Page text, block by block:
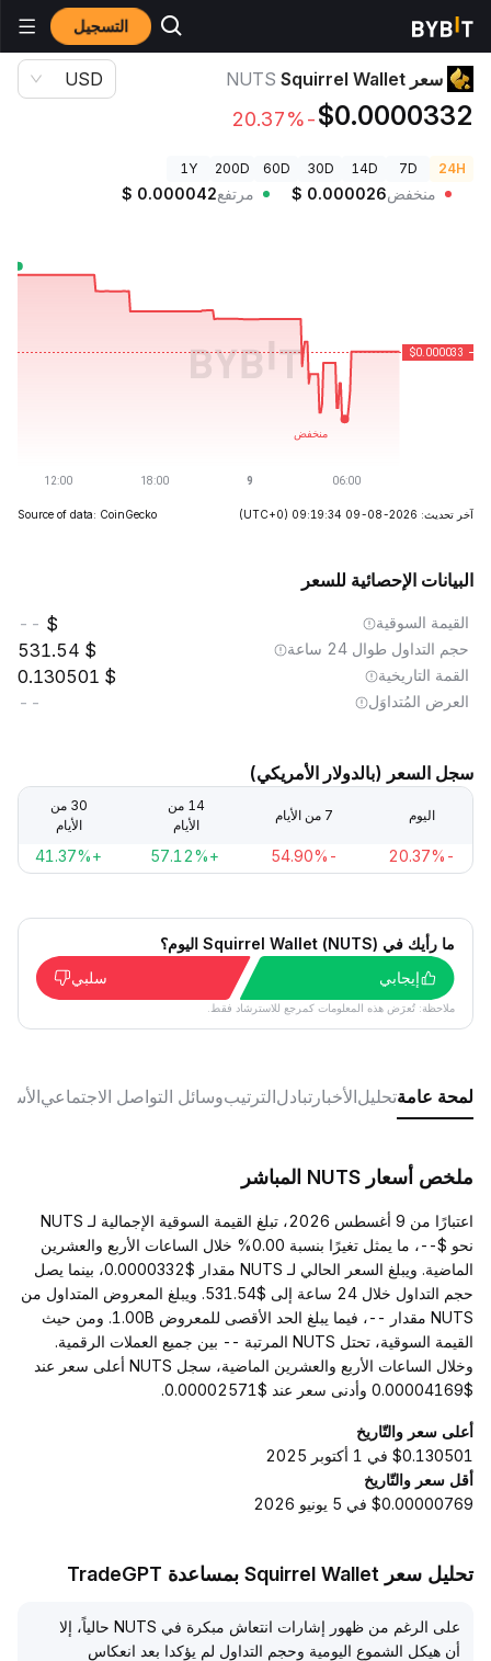
التسجيل أسعار العملات الرقمية
سعر Squirrel Wallet NUTS
$0.0000332
-20.37%
USD
24H
7D
14D
30D
60D
200D
1Y
منخفض $ 0.000026 مرتفع $ 0.000042
آخر تحديث: 2026-08-09 09:19:34 (UTC+0)
Source of data: CoinGecko
البيانات الإحصائية للسعر
القيمة السوقية --
حجم التداول طوال 24 ساعة 531.54
القمة التاريخية 0.130501
العرض المُتداوَل --
سجل السعر (بالدولار الأمريكي)
اليوم 7 من الأيام
14 من
الأيام
30 من
الأيام
-20.37%
-54.90%
+57.12%
+41.37%
ما رأيك في Squirrel Wallet (NUTS) اليوم؟
إيجابي
سلبي
ملاحظة: تُعرَض هذه المعلومات كمرجع للاسترشاد فقط.
لمحة عامةتحليلالأخبار تبادلالترتيبوسائل التواصل الاجتماعي
ملخص أسعار NUTS المباشر
اعتبارًا من 9 أغسطس 2026، تبلغ القيمة السوقية الإجمالية لـ NUTS
نحو $--، ما يمثل تغيرًا بنسبة 0.00% خلال الساعات الأربع والعشرين
الماضية. ويبلغ السعر الحالي لـ NUTS مقدار $0.0000332، بينما يصل
حجم التداول خلال 24 ساعة إلى $531.54. ويبلغ المعروض المتداول من
NUTS مقدار --، فيما يبلغ الحد الأقصى للمعروض 1.00B. ومن حيث
القيمة السوقية، تحتل NUTS المرتبة -- بين جميع العملات الرقمية.
وخلال الساعات الأربع والعشرين الماضية، سجل NUTS أعلى سعر عند
$0.00004169 وأدنى سعر عند $0.00002571.
أعلى سعر والتّاريخ
$0.130501 في 1 أكتوبر 2025
أقل سعر والتّاريخ
$0.00000769 في 5 يونيو 2026
تحليل سعر Squirrel Wallet بمساعدة TradeGPT
على الرغم من ظهور إشارات انتعاش مبكرة في NUTS حالياً، إلا
أن هيكل الشموع اليومية وحجم التداول لم يؤكدا بعد انعكاس